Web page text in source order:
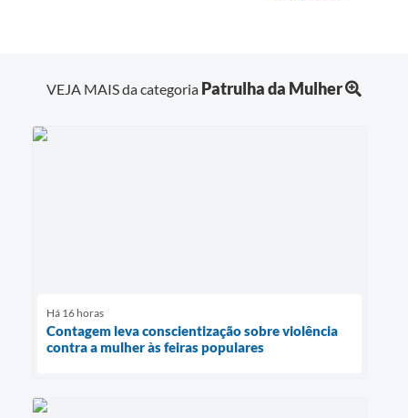
VEJA MAIS da categoria Patrulha da Mulher
Há 16 horas
Contagem leva conscientização sobre violência
contra a mulher às feiras populares